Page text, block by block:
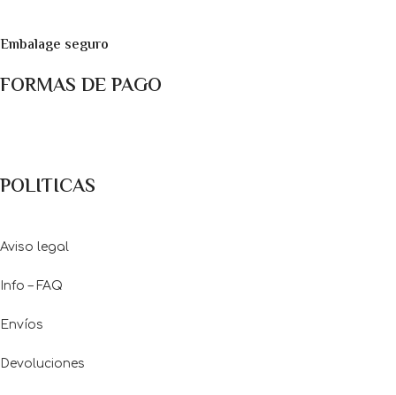
Embalage seguro
FORMAS DE PAGO
POLITICAS
Aviso legal
Info – FAQ
Envíos
Devoluciones